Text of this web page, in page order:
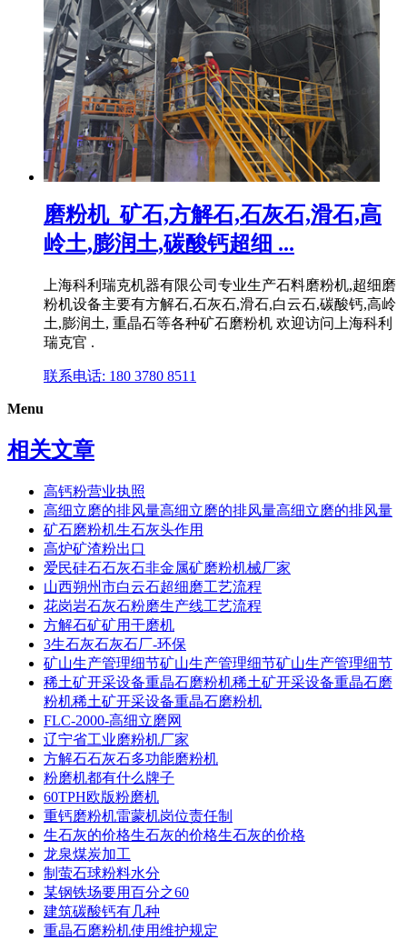
磨粉机_矿石,方解石,石灰石,滑石,高
岭土,膨润土,碳酸钙超细 ...
上海科利瑞克机器有限公司专业生产石料磨粉机,超细磨
粉机设备主要有方解石,石灰石,滑石,白云石,碳酸钙,高岭
土,膨润土, 重晶石等各种矿石磨粉机 欢迎访问上海科利
瑞克官 .
联系电话: 180 3780 8511
Menu
相关文章
高钙粉营业执照
高细立磨的排风量高细立磨的排风量高细立磨的排风量
矿石磨粉机生石灰头作用
高炉矿渣粉出口
爱民硅石石灰石非金属矿磨粉机械厂家
山西朔州市白云石超细磨工艺流程
花岗岩石灰石粉磨生产线工艺流程
方解石矿矿用干磨机
3生石灰石灰石厂-环保
矿山生产管理细节矿山生产管理细节矿山生产管理细节
稀土矿开采设备重晶石磨粉机稀土矿开采设备重晶石磨
粉机稀土矿开采设备重晶石磨粉机
FLC-2000-高细立磨网
辽宁省工业磨粉机厂家
方解石石灰石多功能磨粉机
粉磨机都有什么牌子
60TPH欧版粉磨机
重钙磨粉机雷蒙机岗位责任制
生石灰的价格生石灰的价格生石灰的价格
龙泉煤炭加工
制萤石球粉料水分
某钢铁场要用百分之60
建筑碳酸钙有几种
重晶石磨粉机使用维护规定